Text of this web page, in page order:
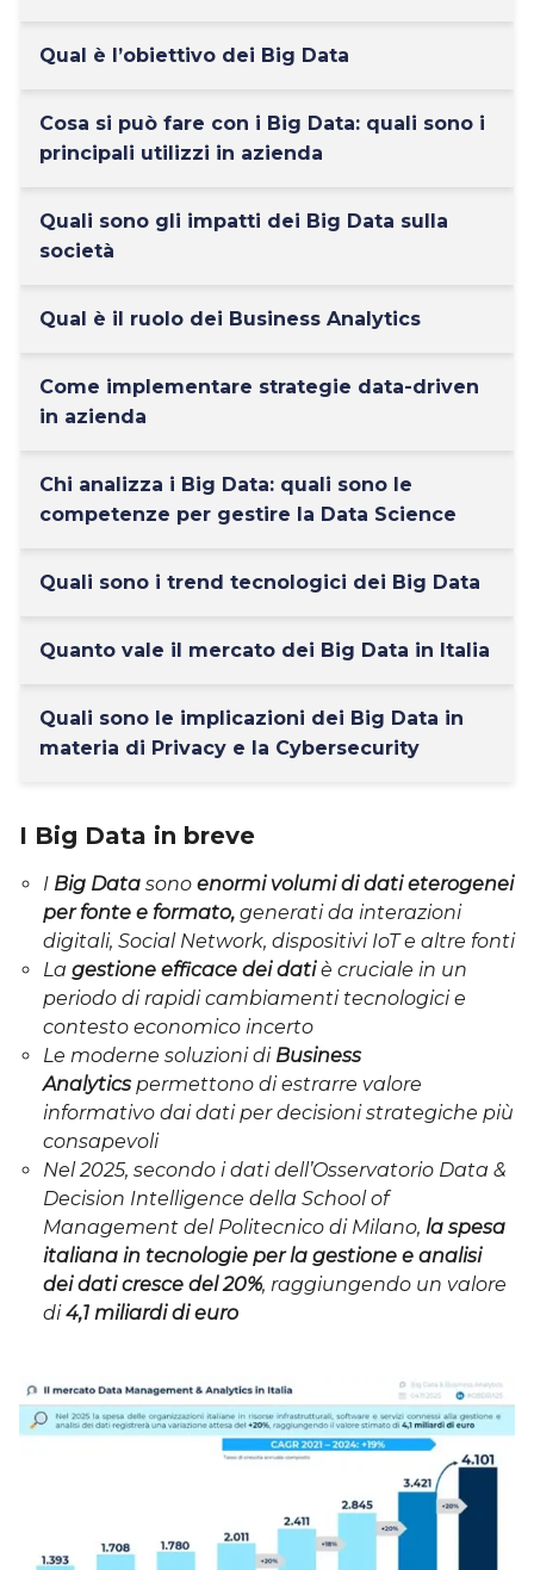
Qual è l’obiettivo dei Big Data
Cosa si può fare con i Big Data: quali sono i
principali utilizzi in azienda
Quali sono gli impatti dei Big Data sulla
società
Qual è il ruolo dei Business Analytics
Come implementare strategie data-driven
in azienda
Chi analizza i Big Data: quali sono le
competenze per gestire la Data Science
Quali sono i trend tecnologici dei Big Data
Quanto vale il mercato dei Big Data in Italia
Quali sono le implicazioni dei Big Data in
materia di Privacy e la Cybersecurity
I Big Data in breve
I Big Data sono enormi volumi di dati eterogenei
per fonte e formato, generati da interazioni
digitali, Social Network, dispositivi IoT e altre fonti
La gestione efficace dei datiè cruciale in un
periodo di rapidi cambiamenti tecnologici e
contesto economico incerto
Le moderne soluzioni di Business
Analytics permettono di estrarre valore
informativo dai dati per decisioni strategiche più
consapevoli
Nel 2025, secondo i dati dell’Osservatorio Data &
Decision Intelligence della School of
Management del Politecnico di Milano, la spesa
italiana in tecnologie per la gestione e analisi
dei dati cresce del 20%, raggiungendo un valore
di4,1 miliardi di euro